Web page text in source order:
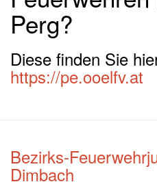
Perg?
Diese finden Sie
https://pe.ooelfv.at
Bezirks-
Dimbach